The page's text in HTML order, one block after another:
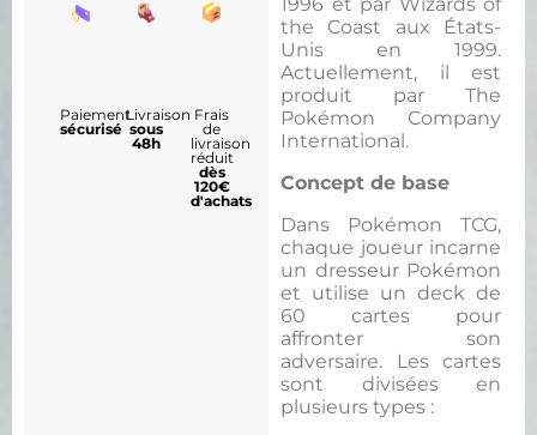
the Coast aux États-
Unis en 1999.
Actuellement, il est
produit par The
Pokémon Company
International.
Concept de base
Dans Pokémon TCG,
chaque joueur incarne
un dresseur Pokémon
et utilise un deck de
60 cartes pour
affronter son
adversaire. Les cartes
sont divisées en
plusieurs types :
Paiement
sécurisé
Livraison
sous
48h
Frais
de
livraison
réduit
dès
120€
d'achats